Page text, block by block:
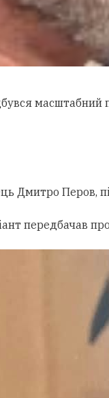
масштабний
Дмитро Перов,
передбачав